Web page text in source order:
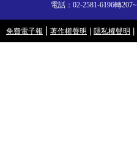
電話：02-2581-6196轉
免費電子報 著作權聲明 隱私權聲明